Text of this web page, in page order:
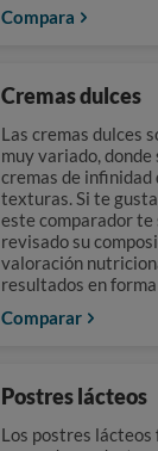
Compara
Cremas dulces
Las cremas dulces
muy variado,
cremas de infinidad
texturas. Si te
este comparador te
revisado su
valoración
resultados en
Comparar
Postres lácteos
Los postres lácteos